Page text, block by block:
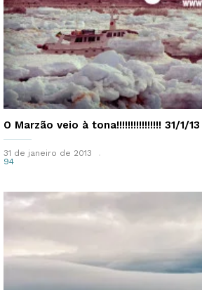
O Marzão veio à tona!!!!!!!!!!!!!!!! 31/1/13
31 de janeiro de 2013
94